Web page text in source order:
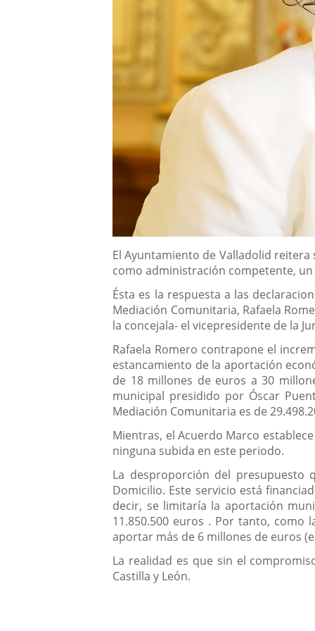
Descripción
El Ayuntamiento de Valladolid reitera
como administración competente,
Ésta es la respuesta a las
Mediación Comunitaria, Rafaela
la concejala- el vicepresidente de la
Rafaela Romero contrapone el
estancamiento de la aportación
de 18 millones de euros a 30
municipal presidido por Óscar
Mediación Comunitaria es de
Mientras, el Acuerdo Marco
ninguna subida en este periodo.
La desproporción del presupuesto
Domicilio. Este servicio está
decir, se limitaría la aportación
11.850.500 euros . Por tanto, como
aportar más de 6 millones de euros
La realidad es que sin el
Castilla y León.